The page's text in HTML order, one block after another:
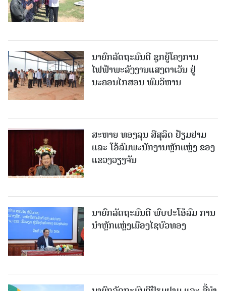
ນາຍົກລັດຖະມົນຕີ ຊຸກຍູ້ໂຄງການ
ໄຟຟ້າພະລັງງານແສງຕາເວັນ ຢູ່
ນະຄອນໄກສອນ ພົມວິຫານ
ສະຫາຍ ທອງລຸນ ສີສຸລິດ ຢ້ຽມຢາມ
ແລະ ໂອ້ລົມພະນັກງານຫຼັກແຫຼ່ງ ຂອງ
ແຂວງວຽງຈັນ
ນາຍົກລັດຖະມົນຕີ ພົບປະໂອ້ລົມ ການ
ນຳຫຼັກແຫຼ່ງເມືອງໄຊບົວທອງ